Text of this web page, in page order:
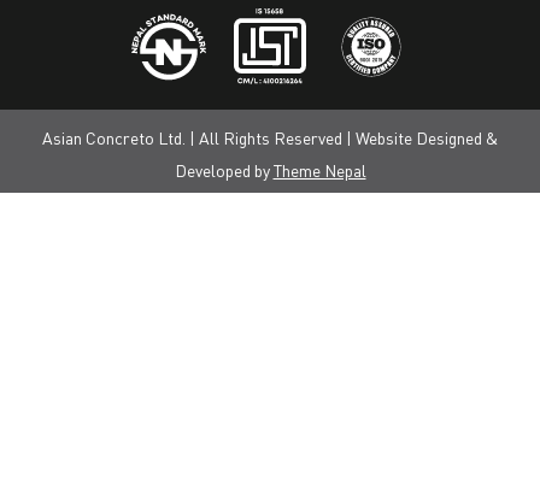
Asian Concreto Ltd. | All Rights Reserved | Website Designed &
Developed byTheme Nepal